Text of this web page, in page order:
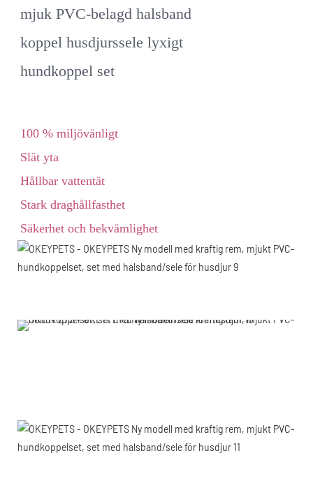
mjuk PVC-belagd halsband
koppel husdjurssele lyxigt
hundkoppel set
100 % miljövänligt
Slät yta
Hållbar vattentät
Stark draghållfasthet
Säkerhet och bekvämlighet